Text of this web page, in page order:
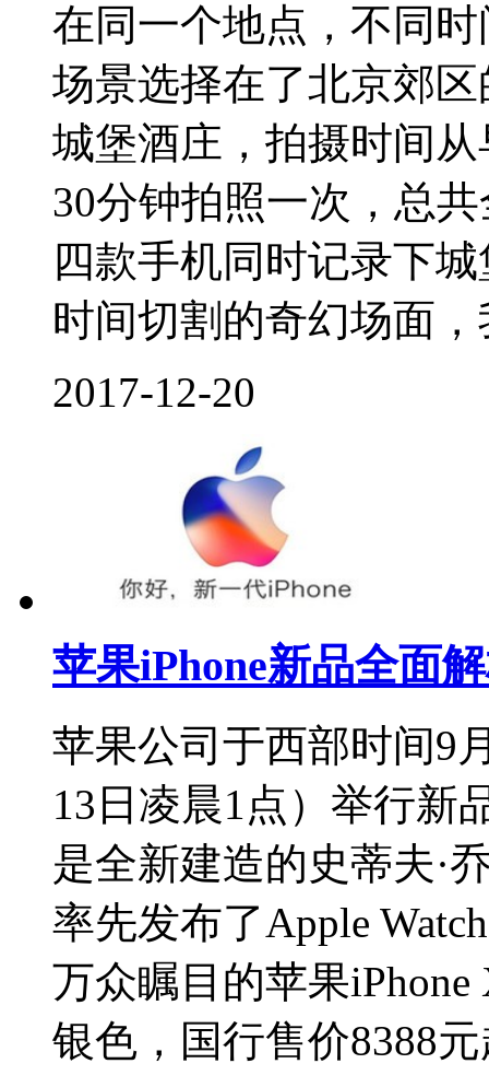
在同一个地点，不同
场景选择在了北京郊
城堡酒庄，拍摄时间
30分钟拍照一次，总
四款手机同时记录下
时间切割的奇幻场面
2017-12-20
苹果iPhone新品全面
苹果公司于西部时间9
13日凌晨1点）举行新
是全新建造的史蒂夫·
率先发布了Apple
万众瞩目的苹果
银色，国行售价8388